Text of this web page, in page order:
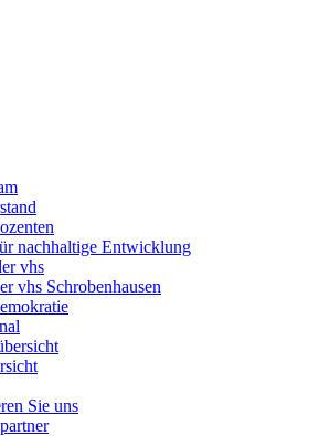
nachhaltige Entwicklung
vhs
vhs Schrobenhausen
Sie uns